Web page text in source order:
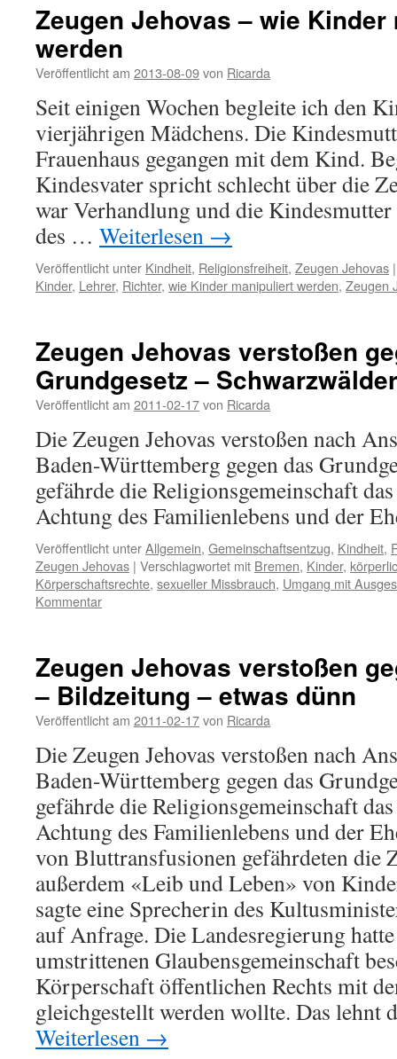
Zeugen Jehovas – wie
werden
Veröffentlicht am 2013-08-09von Ricarda
Seit einigen Wochen begleite ich den
vierjährigen Mädchens. Die
Frauenhaus gegangen mit dem Kind.
Kindesvater spricht schlecht über die
war Verhandlung und die
des … Weiterlesen →
Veröffentlicht unter Kindheit, Religionsfreiheit, Zeugen Jehovas |
Kinder, Lehrer, Richter, wie Kinder manipuliert werden, Zeugen
Zeugen Jehovas verstoßen
Grundgesetz –
Veröffentlicht am 2011-02-17von Ricarda
Die Zeugen Jehovas verstoßen nach
Baden-Württemberg gegen das
gefährde die Religionsgemeinschaft
Achtung des Familienlebens und der
Veröffentlicht unterAllgemein, Gemeinschaftsentzug, Kindheit,
Zeugen Jehovas | Verschlagwortet mit Bremen, Kinder,
Körperschaftsrechte, sexueller Missbrauch, Umgang mit
Kommentar
Zeugen Jehovas verstoßen
– Bildzeitung – etwas dünn
Veröffentlicht am 2011-02-17von Ricarda
Die Zeugen Jehovas verstoßen nach
Baden-Württemberg gegen das
gefährde die Religionsgemeinschaft
Achtung des Familienlebens und der
von Bluttransfusionen gefährdeten die
außerdem «Leib und Leben» von
sagte eine Sprecherin des
auf Anfrage. Die Landesregierung
umstrittenen Glaubensgemeinschaft
Körperschaft öffentlichen Rechts mit
gleichgestellt werden wollte. Das lehnt
Weiterlesen →